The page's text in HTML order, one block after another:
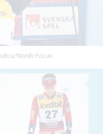
NordicFocus